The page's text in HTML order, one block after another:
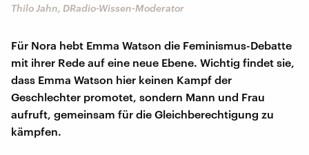
Thilo Jahn, DRadio-Wissen-Moderator
Für Nora hebt Emma Watson die Feminismus-Debatte
mit ihrer Rede auf eine neue Ebene. Wichtig findet sie,
dass Emma Watson hier keinen Kampf der
Geschlechter promotet, sondern Mann und Frau
aufruft, gemeinsam für die Gleichberechtigung zu
kämpfen.